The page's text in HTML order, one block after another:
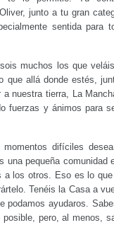
junto a tu gran
sentida para
muchos los que
que allá donde estés,
nuestra tierra, La
fuerzas y ánimos para
difíciles
una pequeña comunidad
a los otros. Eso es lo
Tenéis la Casa a
podamos ayudaros.
pero, al menos,